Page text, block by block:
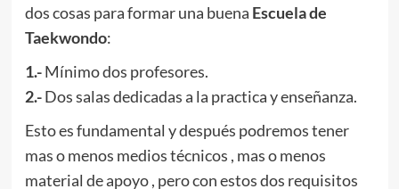
dos cosas para formar una buena Escuela de
Taekwondo:
1.-Mínimo dos profesores.
2.-Dos salas dedicadas a la practica y enseñanza.
Esto es fundamental y después podremos tener
mas o menos medios técnicos , mas o menos
material de apoyo , pero con estos dos requisitos